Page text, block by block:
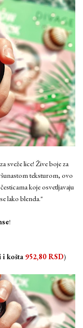
sveže lice! Žive boje za
teksturom, ovo
koje osvetljavaju
lako blenda."
!
i košta 952,80 RSD)